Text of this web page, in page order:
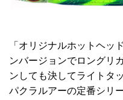
「オリジナルホットヘッ
ンバージョンでロングリ
ンしても決してライトタ
パクラルアーの定番シリ